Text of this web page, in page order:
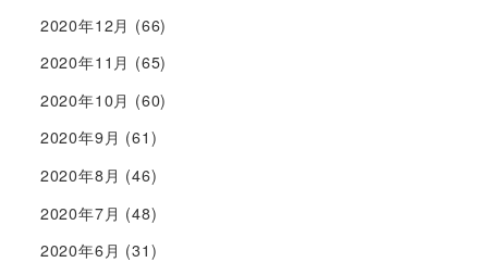
2020年12月 (66)
2020年11月 (65)
2020年10月 (60)
2020年9月 (61)
2020年8月 (46)
2020年7月 (48)
2020年6月 (31)